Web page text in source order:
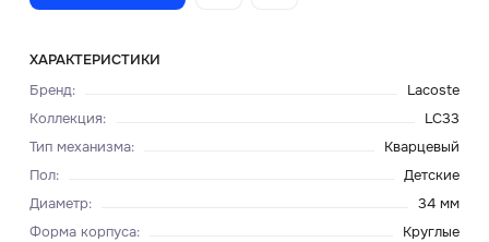
ХАРАКТЕРИСТИКИ
Бренд:
Lacoste
Коллекция:
LC33
Тип механизма:
Кварцевый
Пол:
Детские
Диаметр:
34 мм
Форма корпуса:
Круглые